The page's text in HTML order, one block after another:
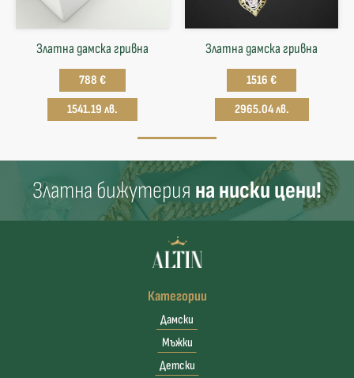
Златна дамска гривна
788 €
1541.19 лв.
Златна дамска гривна
1516 €
2965.04 лв.
Златна бижутерия на ниски цени!
Категории
Дамски
Мъжки
Детски